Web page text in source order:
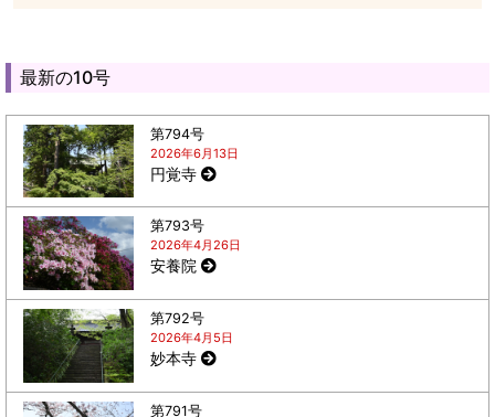
最新の10号
第794号
2026年6月13日
円覚寺
第793号
2026年4月26日
安養院
第792号
2026年4月5日
妙本寺
第791号